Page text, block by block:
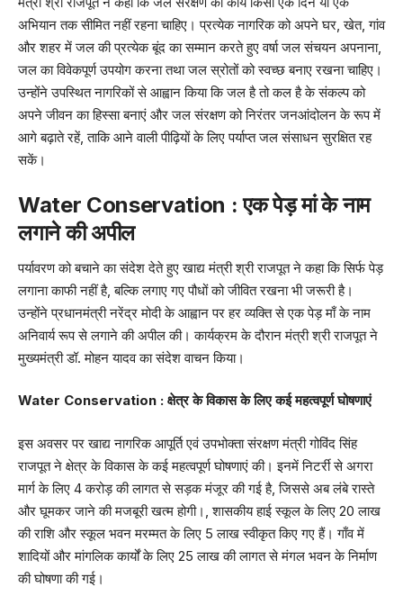
अभियान तक सीमित नहीं रहना चाहिए। प्रत्येक नागरिक को अपने घर, खेत, गांव
और शहर में जल की प्रत्येक बूंद का सम्मान करते हुए वर्षा जल संचयन अपनाना,
जल का विवेकपूर्ण उपयोग करना तथा जल स्रोतों को स्वच्छ बनाए रखना चाहिए।
उन्होंने उपस्थित नागरिकों से आह्वान किया कि जल है तो कल है के संकल्प को
अपने जीवन का हिस्सा बनाएं और जल संरक्षण को निरंतर जनआंदोलन के रूप में
आगे बढ़ाते रहें, ताकि आने वाली पीढ़ियों के लिए पर्याप्त जल संसाधन सुरक्षित रह
सकें।
Water Conservation : एक पेड़ मां के नाम
लगाने की अपील
पर्यावरण को बचाने का संदेश देते हुए खाद्य मंत्री श्री राजपूत ने कहा कि सिर्फ पेड़
लगाना काफी नहीं है, बल्कि लगाए गए पौधों को जीवित रखना भी जरूरी है।
उन्होंने प्रधानमंत्री नरेंद्र मोदी के आह्वान पर हर व्यक्ति से एक पेड़ माँ के नाम
अनिवार्य रूप से लगाने की अपील की। कार्यक्रम के दौरान मंत्री श्री राजपूत ने
मुख्यमंत्री डॉ. मोहन यादव का संदेश वाचन किया।
Water Conservation : क्षेत्र के विकास के लिए कई महत्वपूर्ण घोषणाएं
इस अवसर पर खाद्य नागरिक आपूर्ति एवं उपभोक्ता संरक्षण मंत्री गोविंद सिंह
राजपूत ने क्षेत्र के विकास के कई महत्वपूर्ण घोषणाएं की। इनमें निटर्री से अगरा
मार्ग के लिए 4 करोड़ की लागत से सड़क मंजूर की गई है, जिससे अब लंबे रास्ते
और घूमकर जाने की मजबूरी खत्म होगी।, शासकीय हाई स्कूल के लिए 20 लाख
की राशि और स्कूल भवन मरम्मत के लिए 5 लाख स्वीकृत किए गए हैं। गाँव में
शादियों और मांगलिक कार्यों के लिए 25 लाख की लागत से मंगल भवन के निर्माण
की घोषणा की गई।